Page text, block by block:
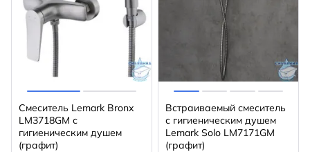
Смеситель Lemark Bronx
LM3718GM с
гигиеническим душем
(графит)
Встраиваемый смеситель
с гигиеническим душем
Lemark Solo LM7171GM
(графит)